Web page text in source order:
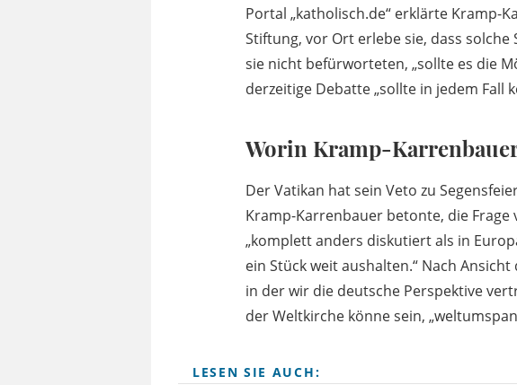
Portal „katholisch.de“ erklärte Kramp-
Stiftung, vor Ort erlebe sie, dass solche
sie nicht befürworteten, „sollte es die
derzeitige Debatte „sollte in jedem Fall
Worin Kramp-
Der Vatikan hat sein Veto zu
Kramp-Karrenbauer betonte, die
„komplett anders diskutiert als in
ein Stück weit aushalten.“ Nach
in der wir die deutsche Perspektive
der Weltkirche könne sein,
LESEN SIE AUCH: